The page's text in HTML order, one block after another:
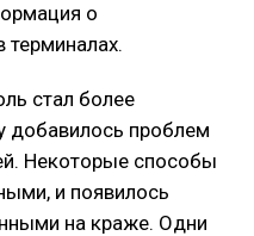
о
терминалах.
стал более
добавилось проблем
Некоторые способы
и появилось
на краже. Одни